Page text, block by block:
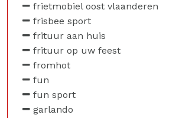
frietmobiel oost vlaanderen
frisbee sport
frituur aan huis
frituur op uw feest
fromhot
fun
fun sport
garlando